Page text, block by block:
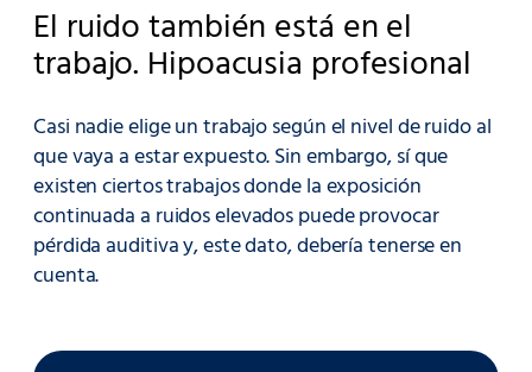
El ruido también está en el
trabajo. Hipoacusia profesional
Casi nadie elige un trabajo según el nivel de ruido al
que vaya a estar expuesto. Sin embargo, sí que
existen ciertos trabajos donde la exposición
continuada a ruidos elevados puede provocar
pérdida auditiva y, este dato, debería tenerse en
cuenta.